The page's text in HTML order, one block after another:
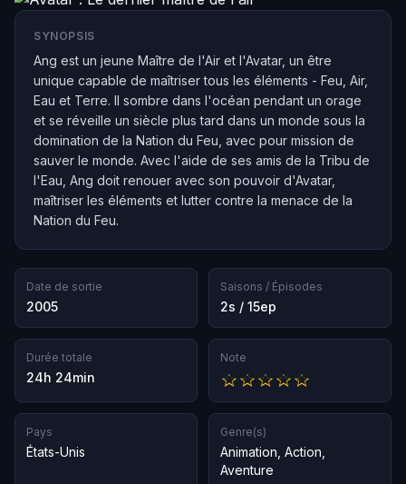
SYNOPSIS
Ang est un jeune Maître de l'Air et l'Avatar, un être
unique capable de maîtriser tous les éléments - Feu, Air,
Eau et Terre. Il sombre dans l'océan pendant un orage
et se réveille un siècle plus tard dans un monde sous la
domination de la Nation du Feu, avec pour mission de
sauver le monde. Avec l'aide de ses amis de la Tribu de
l'Eau, Ang doit renouer avec son pouvoir d'Avatar,
maîtriser les éléments et lutter contre la menace de la
Nation du Feu.
Date de sortie
2005
Saisons / Épisodes
2s / 15ep
Durée totale
24h 24min
Note
Pays
États-Unis
Genre(s)
Animation Action
Aventure